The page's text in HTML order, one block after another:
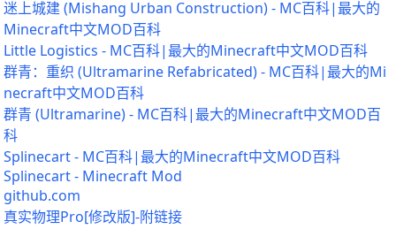
迷上城建 (Mishang Urban Construction) - MC百科|最大的
Minecraft中文MOD百科
Little Logistics - MC百科|最大的Minecraft中文MOD百科
群青：重织 (Ultramarine Refabricated) - MC百科|最大的Mi
necraft中文MOD百科
群青 (Ultramarine) - MC百科|最大的Minecraft中文MOD百
科
Splinecart - MC百科|最大的Minecraft中文MOD百科
Splinecart - Minecraft Mod
github.com
真实物理Pro[修改版]-附链接